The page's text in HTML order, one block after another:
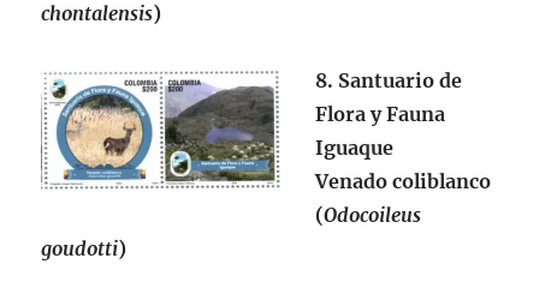
chontalensis)
8. Santuario de
Flora y Fauna
Iguaque
Venado coliblanco
(Odocoileus
goudotti)